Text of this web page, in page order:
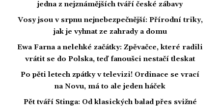
jedna z nejznámějších tváří české zábavy
Vosy jsou v srpnu nejnebezpečnější: Přírodní triky,
jak je vyhnat ze zahrady a domu
Ewa Farna a nelehké začátky: Zpěvačce, které radili
vrátit se do Polska, teď fanoušci nestačí tleskat
Po pěti letech zpátky v televizi! Ordinace se vrací
na Novu, má to ale jeden háček
Pět tváří Stinga: Od klasických balad přes svižné